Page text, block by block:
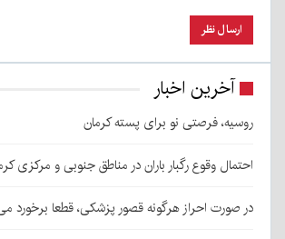
آخرین اخبار
روسیه، فرصتی نو برای پسته کرمان
احتمال وقوع رگبار باران در مناطق جنوبی و مرکزی
در صورت احراز هرگونه قصور پزشکی، قطعا برخورد